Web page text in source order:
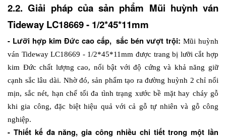
2.2. Giải pháp của sản phẩm Mũi huỳnh ván
Tideway LC18669 - 1/2*45*11mm
- Lưỡi hợp kim Đức cao cấp,  sắc bén vượt trội: Mũi huỳnh
ván Tideway LC18669 - 1/2*45*11mm được trang bị lưỡi cắt hợp
kim Đức chất lượng cao, nổi bật với độ cứng và khả năng giữ
cạnh sắc lâu dài. Nhờ đó, sản phẩm tạo ra đường huỳnh 2 chỉ nổi
mịn, sắc nét, hạn chế tối đa tình trạng xước bề mặt hay cháy gỗ
khi gia công, đặc biệt hiệu quả với cả gỗ tự nhiên và gỗ công
nghiệp.
- Thiết kế đa năng, gia công nhiều chi tiết trong một lần